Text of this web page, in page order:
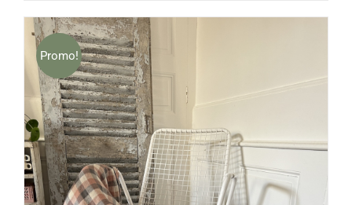
Promo!